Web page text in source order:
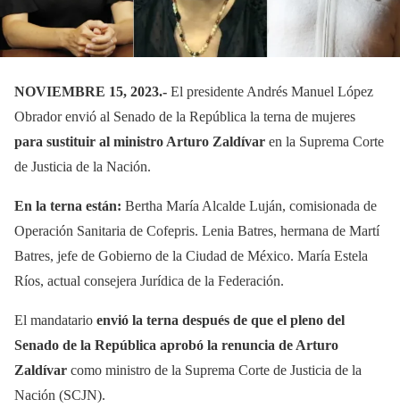
NOVIEMBRE 15, 2023.- El presidente Andrés Manuel López
Obrador envió al Senado de la República la terna de mujeres
para sustituir al ministro Arturo Zaldívar en la Suprema Corte
de Justicia de la Nación.
En la terna están: Bertha María Alcalde Luján, comisionada de
Operación Sanitaria de Cofepris. Lenia Batres, hermana de Martí
Batres, jefe de Gobierno de la Ciudad de México. María Estela
Ríos, actual consejera Jurídica de la Federación.
El mandatario envió la terna después de que el pleno del
Senado de la República aprobó la renuncia de Arturo
Zaldívar como ministro de la Suprema Corte de Justicia de la
Nación (SCJN).